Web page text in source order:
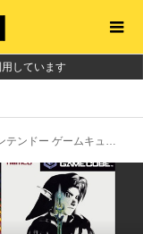
しています
サービスとして6月5日配信【Nintendo Direct: Nintendo Switch 2 − 2025.4.2】